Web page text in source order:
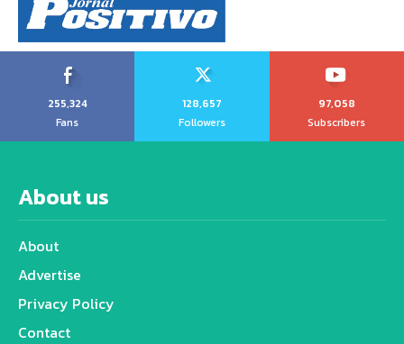
255,324
Fans
128,657
Followers
97,058
Subscribers
About us
About
Advertise
Privacy Policy
Contact